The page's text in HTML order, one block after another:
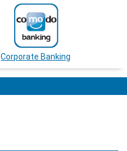
Corporate Banking